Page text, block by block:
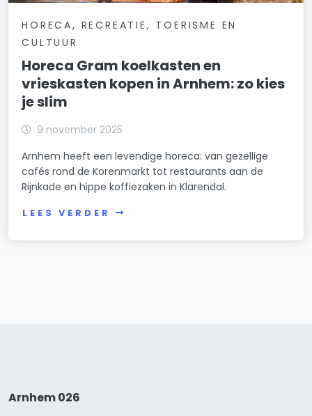
HORECA, RECREATIE, TOERISME EN
CULTUUR
Horeca Gram koelkasten en
vrieskasten kopen in Arnhem: zo kies
je slim
9 november 2025
Arnhem heeft een levendige horeca: van gezellige
cafés rond de Korenmarkt tot restaurants aan de
Rijnkade en hippe koffiezaken in Klarendal.
LEES VERDER
Arnhem 026